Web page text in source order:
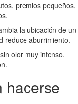
premios pequeños,
la ubicación de un
reduce aburrimiento.
olor muy intenso.
hacerse